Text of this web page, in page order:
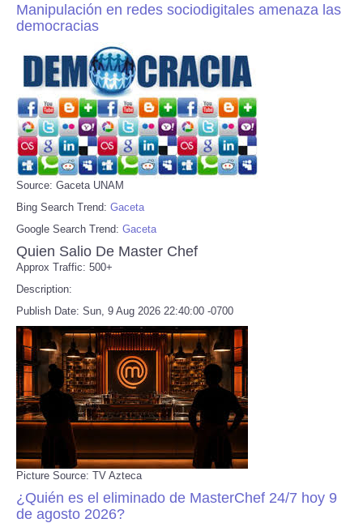
Manipulación en redes sociodigitales amenaza las
democracias
Source: Gaceta UNAM
Bing Search Trend: Gaceta
Google Search Trend: Gaceta
Quien Salio De Master Chef
Approx Traffic: 500+
Description:
Publish Date: Sun, 9 Aug 2026 22:40:00 -0700
Picture Source: TV Azteca
¿Quién es el eliminado de MasterChef 24/7 hoy 9
de agosto 2026?